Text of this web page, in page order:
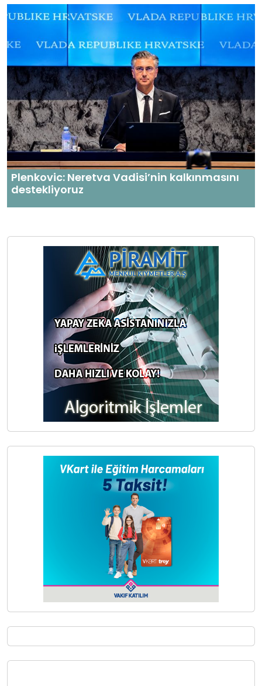
Plenkovic: Neretva Vadisi’nin kalkınmasını
destekliyoruz